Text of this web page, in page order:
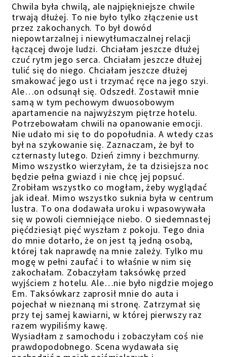
Chwila była chwilą, ale najpiękniejsze chwile
trwają dłużej. To nie było tylko złączenie ust
przez zakochanych. To był dowód
niepowtarzalnej i niewytłumaczalnej relacji
łączącej dwoje ludzi. Chciałam jeszcze dłużej
czuć rytm jego serca. Chciałam jeszcze dłużej
tulić się do niego. Chciałam jeszcze dłużej
smakować jego ust i trzymać ręce na jego szyi.
Ale…on odsunął się. Odszedł. Zostawił mnie
samą w tym pechowym dwuosobowym
apartamencie na najwyższym piętrze hotelu.
Potrzebowałam chwili na opanowanie emocji.
Nie udało mi się to do popołudnia. A wtedy czas
był na szykowanie się. Zaznaczam, że był to
czternasty lutego. Dzień zimny i bezchmurny.
Mimo wszystko wierzyłam, że ta dzisiejsza noc
będzie pełna gwiazd i nie chcę jej popsuć.
Zrobiłam wszystko co mogłam, żeby wyglądać
jak ideał. Mimo wszystko suknia była w centrum
lustra. To ona dodawała uroku i wpasowywała
się w powoli ciemniejące niebo. O siedemnastej
pięćdziesiąt pięć wyszłam z pokoju. Tego dnia
do mnie dotarło, że on jest tą jedną osobą,
której tak naprawdę na mnie zależy. Tylko mu
mogę w pełni zaufać i to właśnie w nim się
zakochałam. Zobaczyłam taksówkę przed
wyjściem z hotelu. Ale…nie było nigdzie mojego
Em. Taksówkarz zaprosił mnie do auta i
pojechał w nieznaną mi stronę. Zatrzymał się
przy tej samej kawiarni, w której pierwszy raz
razem wypiliśmy kawę.
Wysiadłam z samochodu i zobaczyłam coś nie
prawdopodobnego. Scena wydawała się